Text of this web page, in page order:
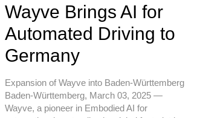
Wayve Brings AI for
Automated Driving to
Germany
Expansion of Wayve into Baden-Württemberg
Baden-Württemberg, March 03, 2025 —
Wayve, a pioneer in Embodied AI for